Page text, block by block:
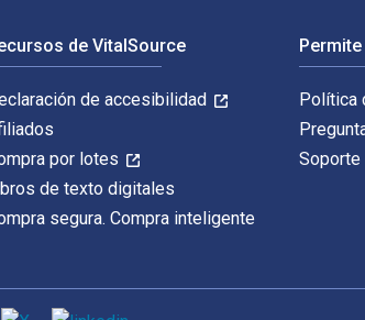
de VitalSource
de accesibilidad
por lotes
de texto digitales
segura. Compra inteligente
Política
Soporte